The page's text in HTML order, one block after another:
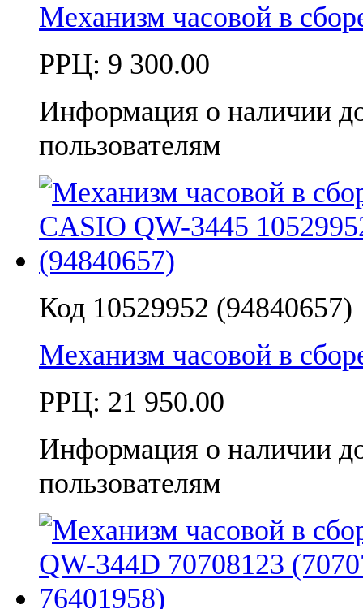
Механизм часовой в
РРЦ: 9 300.00
Информация о наличии
пользователям
Код 10529952 (94840657)
Механизм часовой в
РРЦ: 21 950.00
Информация о наличии
пользователям